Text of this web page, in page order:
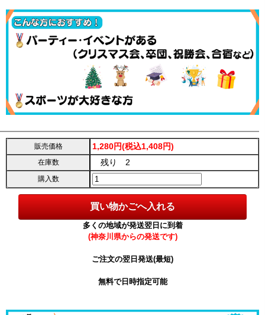
販売価格 1,280円(税込1,408円)
在庫数 残り 2
購入数
多くの地域が発送翌日に到着
(神奈川県からの発送です)
ご注文の翌日発送(最短)
無料で日時指定可能